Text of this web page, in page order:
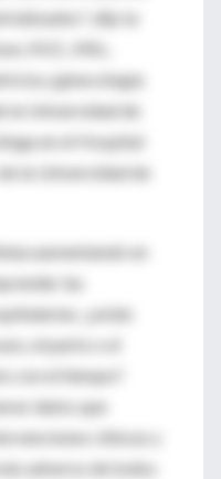
dijo la
M.D., MSc,
y ginecología
la Universidad de
en el Hospital
la Universidad de
aumentando en
las
¿están
el parto o el
con el tiempo?
datos que
clínicas y
adverso de todos